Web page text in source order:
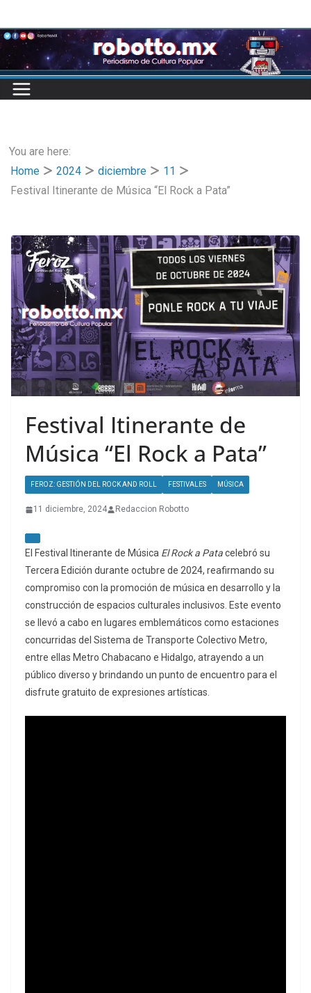
to
content
You are here:
Home
2024 diciembre
11
Festival Itinerante de Música “El Rock a Pata”
Festival Itinerante de
Música “El Rock a Pata”
FEROZ: GESTIÓN DEL ROCK AND ROLL FESTIVALES MÚSICA
11 diciembre, 2024 Redaccion Robotto
El Festival Itinerante de Música El Rock a Patacelebró su
Tercera Edición durante octubre de 2024, reafirmando su
compromiso con la promoción de música en desarrollo y la
construcción de espacios culturales inclusivos. Este evento
se llevó a cabo en lugares emblemáticos como estaciones
concurridas del Sistema de Transporte Colectivo Metro,
entre ellas Metro Chabacano e Hidalgo, atrayendo a un
público diverso y brindando un punto de encuentro para el
disfrute gratuito de expresiones artísticas.